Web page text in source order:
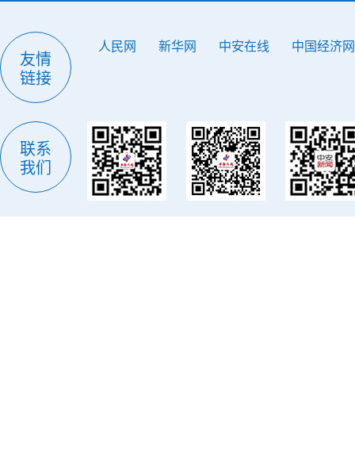
友情
链接
人民网 新华网 中安在线 中国经济网
联系
我们